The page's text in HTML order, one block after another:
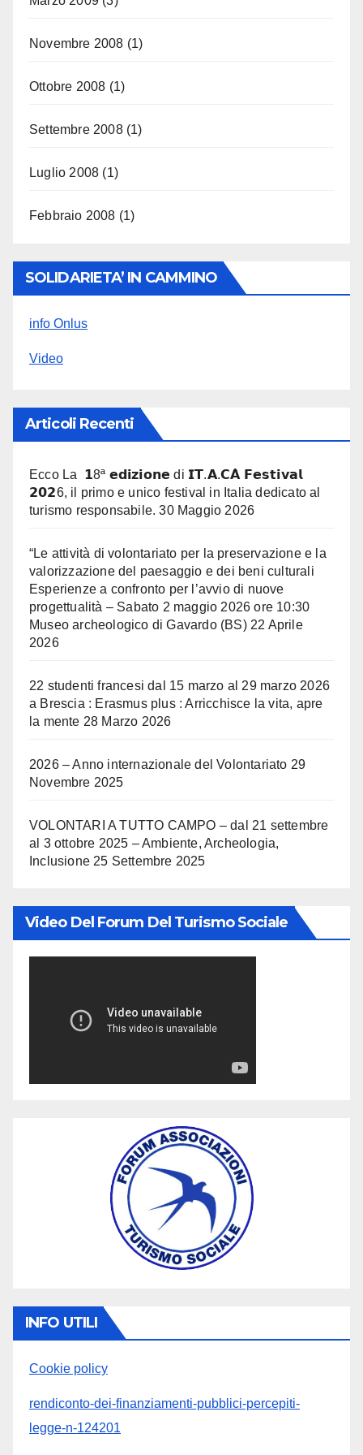
Novembre 2008 (1)
Ottobre 2008 (1)
Settembre 2008(1)
Luglio 2008 (1)
Febbraio 2008 (1)
SOLIDARIETA’ IN CAMMINO
info Onlus
Video
Articoli Recenti
Ecco La 𝟭8ª 𝗲𝗱𝗶𝘇𝗶𝗼𝗻𝗲 di 𝗜𝗧.𝗔.𝗖𝗔̀ 𝗙𝗲𝘀𝘁𝗶𝘃𝗮𝗹
𝟮𝟬𝟮6, il primo e unico festival in Italia dedicato al
turismo responsabile. 30 Maggio 2026
“Le attività di volontariato per la preservazione e la
valorizzazione del paesaggio e dei beni culturali
Esperienze a confronto per l’avvio di nuove
progettualità – Sabato 2 maggio 2026 ore 10:30
Museo archeologico di Gavardo (BS) 22 Aprile
2026
22 studenti francesi dal 15 marzo al 29 marzo 2026
a Brescia : Erasmus plus : Arricchisce la vita, apre
la mente 28 Marzo 2026
2026 – Anno internazionale del Volontariato 29
Novembre 2025
VOLONTARI A TUTTO CAMPO – dal 21 settembre
al 3 ottobre 2025 – Ambiente, Archeologia,
Inclusione 25 Settembre 2025
Video Del Forum Del Turismo Sociale
INFO UTILI
Cookie policy
rendiconto-dei-finanziamenti-pubblici-percepiti-
legge-n-124201